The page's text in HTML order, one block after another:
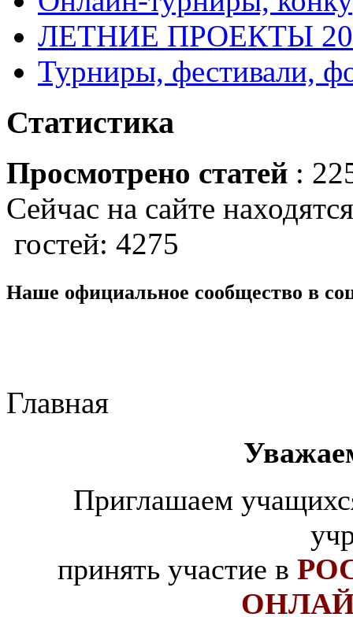
ЛЕТНИЕ ПРОЕКТЫ
Турниры, фестивали,
Статистика
Просмотрено статей :
Сейчас на сайте
гостей: 4275
Наше официальное сообщество в
Главная
Приглашаем
принять участие в